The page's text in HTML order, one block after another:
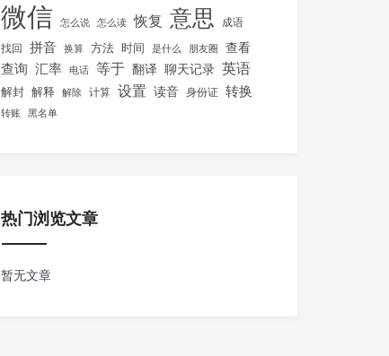
微信 怎么说 怎么读 恢复 意思 成语
找回 拼音 换算 方法 时间 是什么 朋友圈 查看
查询 汇率 电话 等于 翻译 聊天记录 英语
解封 解释 解除 计算 设置 读音 身份证 转换
转账 黑名单
热门浏览文章
暂无文章